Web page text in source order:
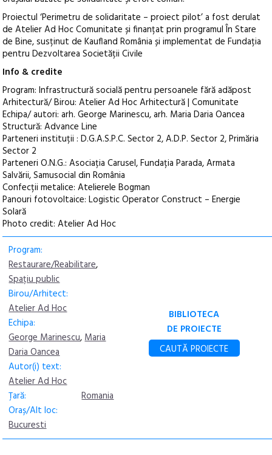
Proiectul ‘Perimetru de solidaritate – proiect pilot’ a fost derulat
de Atelier Ad Hoc Comunitate și finanțat prin programul În Stare
de Bine, susținut de Kaufland România și implementat de Fundația
pentru Dezvoltarea Societății Civile
Info & credite
Program: Infrastructură socială pentru persoanele fără adăpost
Arhitectură/ Birou: Atelier Ad Hoc Arhitectură | Comunitate
Echipa/ autori: arh. George Marinescu, arh. Maria Daria Oancea
Structură: Advance Line
Parteneri instituții : D.G.A.S.P.C. Sector 2, A.D.P. Sector 2, Primăria
Sector 2
Parteneri O.N.G.: Asociația Carusel, Fundația Parada, Armata
Salvării, Samusocial din România
Confecții metalice: Atelierele Bogman
Panouri fotovoltaice: Logistic Operator Construct – Energie
Solară
Photo credit: Atelier Ad Hoc
Program:
Restaurare/Reabilitare,
Spațiu public
Birou/Arhitect:
Atelier Ad Hoc
Echipa:
George Marinescu,Maria
Daria Oancea
Autor(i) text:
Atelier Ad Hoc
Țară:
Romania
Oraș/Alt loc:
Bucuresti
BIBLIOTECA
DE PROIECTE
CAUTĂ PROIECTE